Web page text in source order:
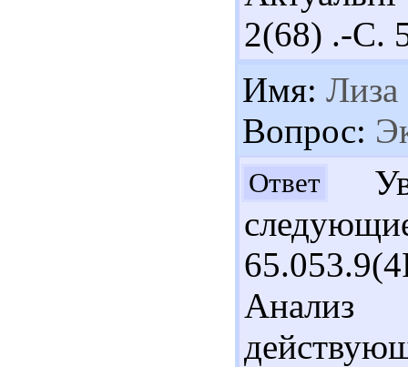
2(68) .-С.
Имя: Лиза
Вопрос:
Ответ
Анализ